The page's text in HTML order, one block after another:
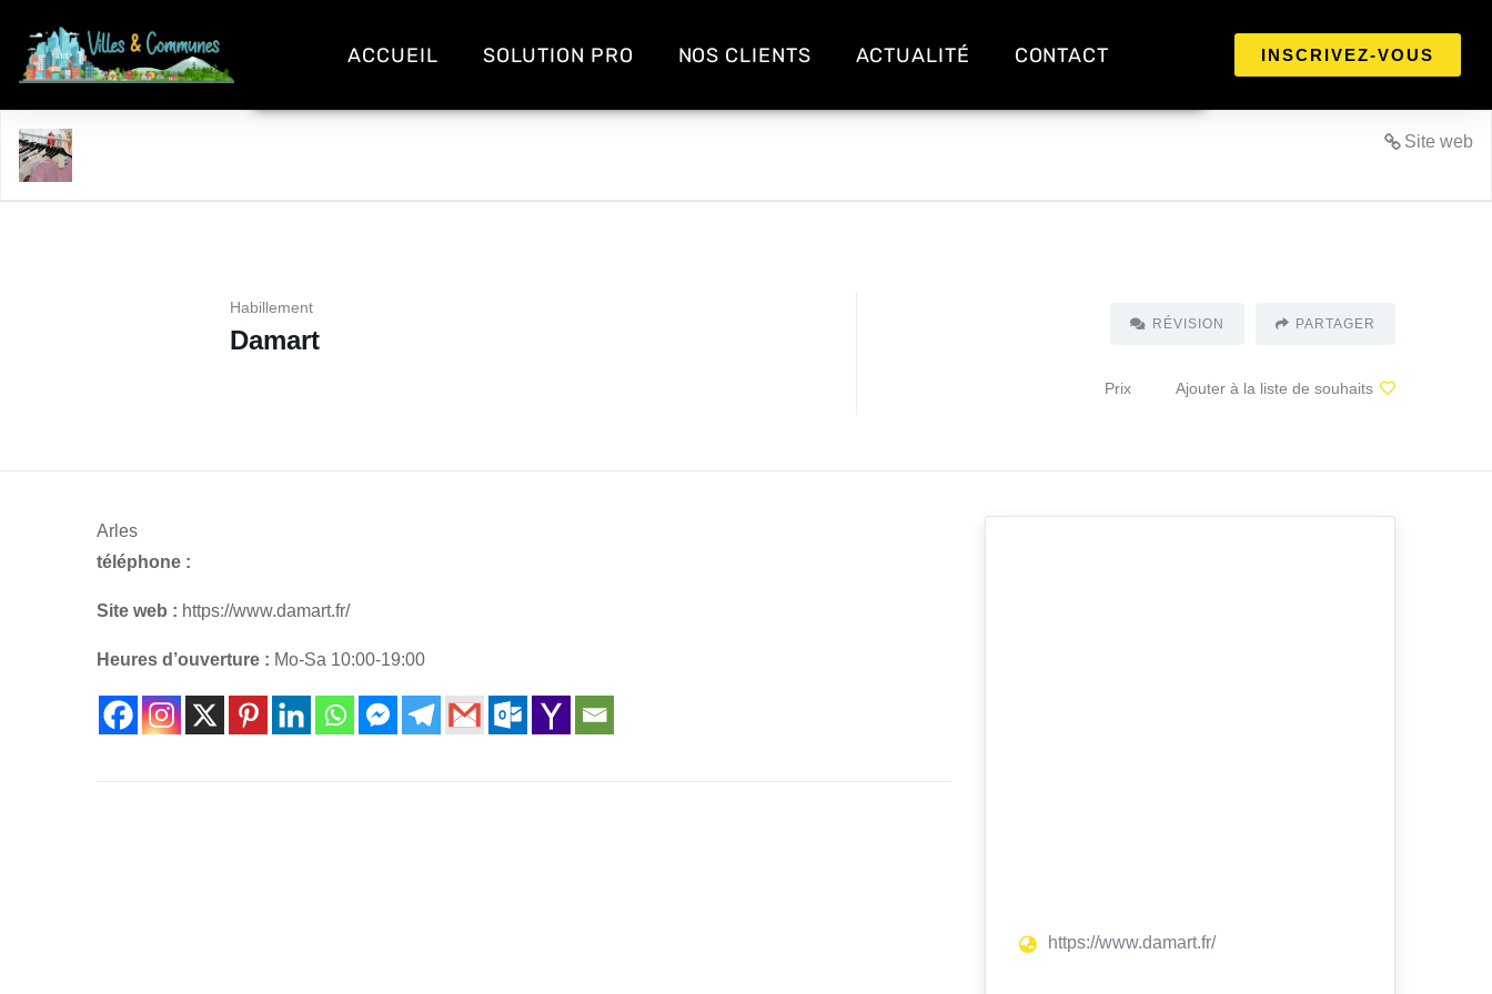
ACCUEIL SOLUTION PRO NOS CLIENTS ACTUALITÉ CONTACT INSCRIVEZ-VOUS
Site web
Habillement
Damart
RÉVISION PARTAGER
Prix Ajouter à la liste de souhaits
Arles
téléphone :
Site web : https://www.damart.fr/
Heures d’ouverture : Mo-Sa 10:00-19:00
https://www.damart.fr/